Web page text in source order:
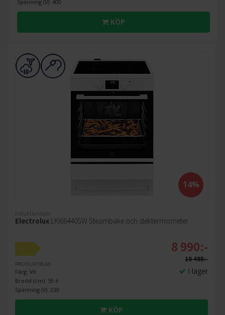
Spänning (V): 400
KÖP
14%
Induktionsspis
Electrolux LKI66440SW Steambake och stektermometer
A
PRODUKTBLAD
Färg: Vit
Bredd (cm): 59.6
Spänning (V): 230
8 990:-
10 495:-
I lager
KÖP